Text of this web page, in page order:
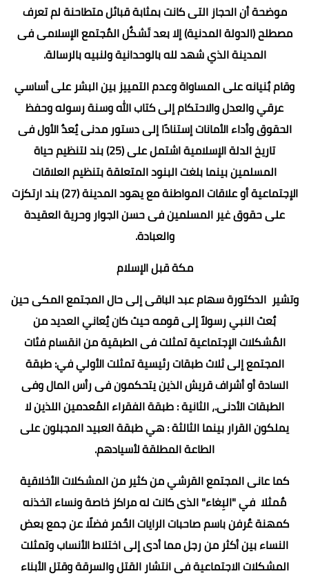
موضحة أن الحجاز التى كانت بمثابة قبائل متطاحنة لم تعرف
مصطلح (الدولة المدنية) إلا بعد تَشكٌل المٌجتمع الإسلامى فى
المدينة الذي شهد لله بالوحدانية ولنبيه بالرسالة.
وقام بٌنيانه على المساواة وعدم التمييز بين البشر على أساسي
عرقي والعدل والاحتكام إلى كتاب الله وسنة رسوله وحفظ
الحقوق وأداء الأمانات إستنادًا إلى دستور مدنى يٌعدٌ الأول فى
تاريخ الدلة الإسلامية اشتمل على (25) بند لتنظيم حياة
المسلمين بينما بلغت البنود المتعلقة بتنظيم العلاقات
الإجتماعية أو علاقات المواطنة مع يهود المدينة (27) بند ارتكزت
على حقوق غير المسلمين فى حسن الجوار وحرية العقيدة
والعبادة.
مكة قبل الإسلام
وتشير الدكتورة سهام عبد الباقى إلى حال المجتمع المكى حين
بٌعث النبي رسولاً إلى قومه حيث كان يٌعاني العديد من
المٌشكلات الإجتماعية تمثلت فى الطبقية من انقسام فئات
المجتمع إلى ثلاث طبقات رئيسية تمثلت الأولي في: طبقة
السادة أو أشراف قريش الذين يتحكمون فى رأس المال وفى
الطبقات الأدنى.، الثانية : طبقة الفقراء المٌعدمين اللذين لا
يملكون القرار بينما الثالثة : هي طبقة العبيد المجبلون على
الطاعة المطلقة لأسيادهم.
كما عانى المجتمع القرشي من كثير من المشكلات الأخلاقية
مٌمثلا في "البِغاء" الذى كانت له مراكز خاصة ونساء اتخذنه
كمهنة عٌرفن باسم صاحبات الرايات الحٌمر فضلًا عن جمع بعض
النساء بين أكثر من رجل مما أدى إلى اختلاط الأنساب وتمثلت
المشكلات الاجتماعية فى انتشار القتل والسرقة وقتل الأبناء